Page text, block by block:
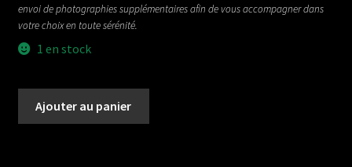
envoi de photographies supplémentaires afin de vous accompagner dans
votre choix en toute sérénité.
1 en stock
Ajouter au panier